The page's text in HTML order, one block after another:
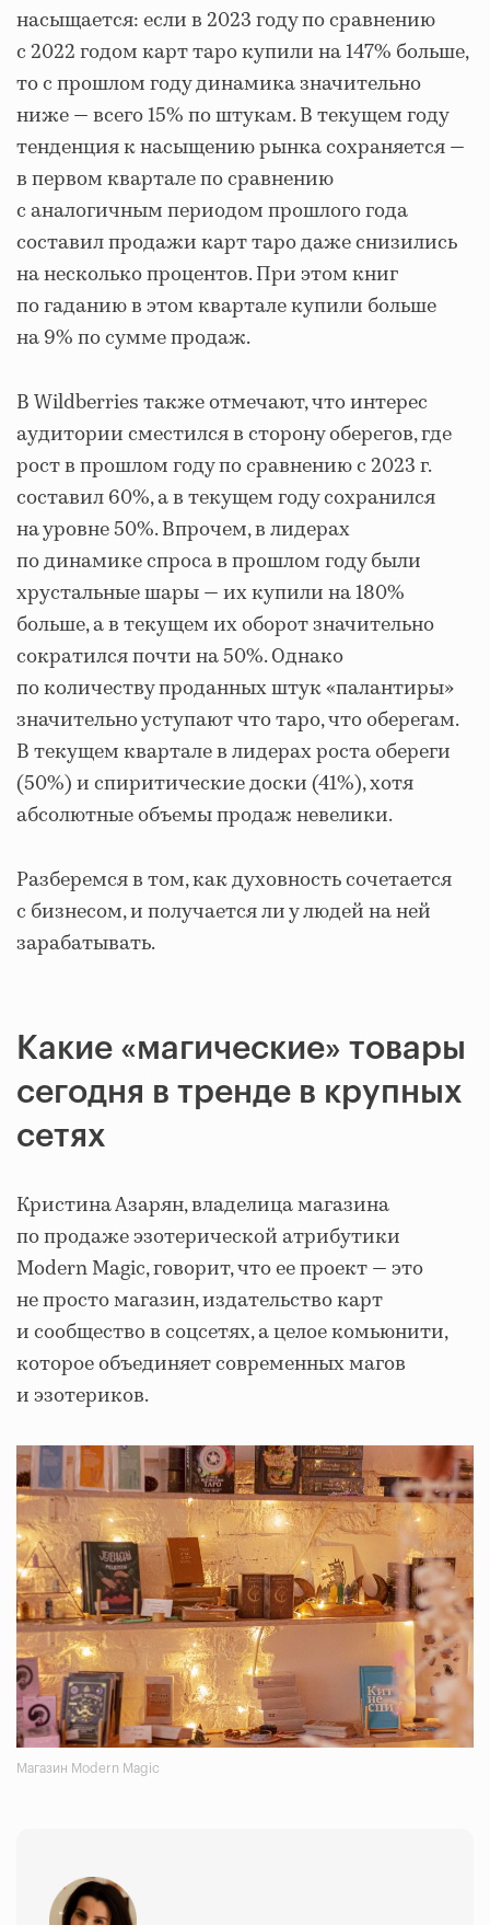
насыщается: если в 2023 году по сравнению
с 2022 годом карт таро купили на 147% больше,
то с прошлом году динамика значительно
ниже — всего 15% по штукам. В текущем году
тенденция к насыщению рынка сохраняется —
в первом квартале по сравнению
с аналогичным периодом прошлого года
составил продажи карт таро даже снизились
на несколько процентов. При этом книг
по гаданию в этом квартале купили больше
на 9% по сумме продаж.
В Wildberries также отмечают, что интерес
аудитории сместился в сторону оберегов, где
рост в прошлом году по сравнению с 2023 г.
составил 60%, а в текущем году сохранился
на уровне 50%. Впрочем, в лидерах
по динамике спроса в прошлом году были
хрустальные шары — их купили на 180%
больше, а в текущем их оборот значительно
сократился почти на 50%. Однако
по количеству проданных штук «палантиры»
значительно уступают что таро, что оберегам.
В текущем квартале в лидерах роста обереги
(50%) и спиритические доски (41%), хотя
абсолютные объемы продаж невелики.
Разберемся в том, как духовность сочетается
с бизнесом, и получается ли у людей на ней
зарабатывать.
Какие «магические» товары
сегодня в тренде в крупных
сетях
Кристина Азарян, владелица магазина
по продаже эзотерической атрибутики
Modern Magic, говорит, что ее проект — это
не просто магазин, издательство карт
и сообщество в соцсетях, а целое комьюнити,
которое объединяет современных магов
и эзотериков.
Магазин Modern Magic